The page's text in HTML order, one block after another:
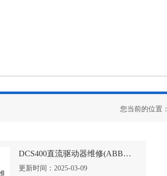
您当前的位置：
DCS400直流驱动器维修(ABB售后厂家)
更新时间： 2025-03-09